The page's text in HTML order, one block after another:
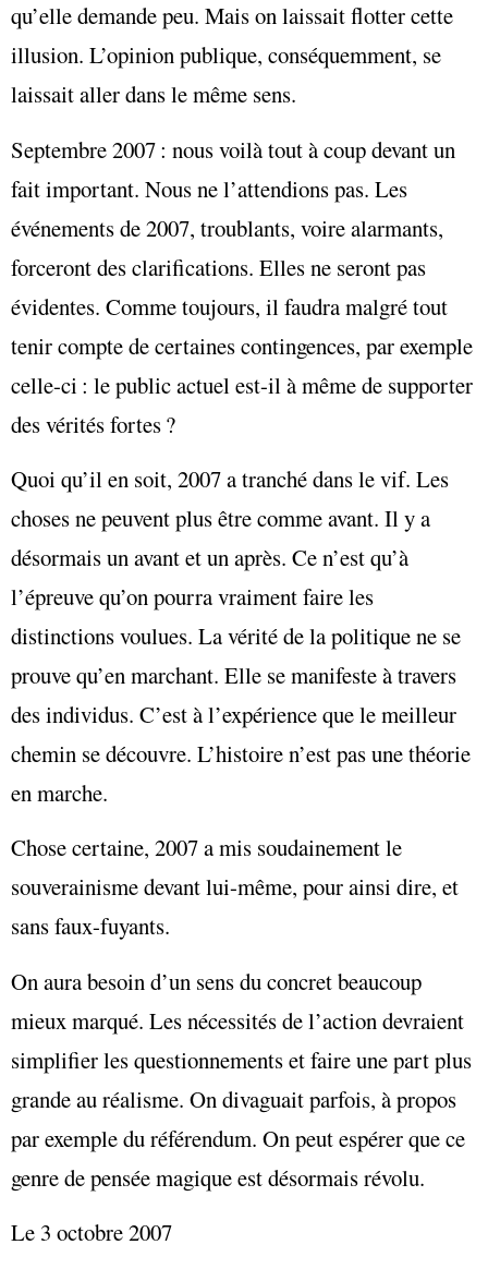
qu’elle demande peu. Mais on laissait flotter cette
illusion. L’opinion publique, conséquemment, se
laissait aller dans le même sens.
Septembre 2007 : nous voilà tout à coup devant un
fait important. Nous ne l’attendions pas. Les
événements de 2007, troublants, voire alarmants,
forceront des clarifications. Elles ne seront pas
évidentes. Comme toujours, il faudra malgré tout
tenir compte de certaines contingences, par exemple
celle-ci : le public actuel est-il à même de supporter
des vérités fortes ?
Quoi qu’il en soit, 2007 a tranché dans le vif. Les
choses ne peuvent plus être comme avant. Il y a
désormais un avant et un après. Ce n’est qu’à
l’épreuve qu’on pourra vraiment faire les
distinctions voulues. La vérité de la politique ne se
prouve qu’en marchant. Elle se manifeste à travers
des individus. C’est à l’expérience que le meilleur
chemin se découvre. L’histoire n’est pas une théorie
en marche.
Chose certaine, 2007 a mis soudainement le
souverainisme devant lui-même, pour ainsi dire, et
sans faux-fuyants.
On aura besoin d’un sens du concret beaucoup
mieux marqué. Les nécessités de l’action devraient
simplifier les questionnements et faire une part plus
grande au réalisme. On divaguait parfois, à propos
par exemple du référendum. On peut espérer que ce
genre de pensée magique est désormais révolu.
Le 3 octobre 2007